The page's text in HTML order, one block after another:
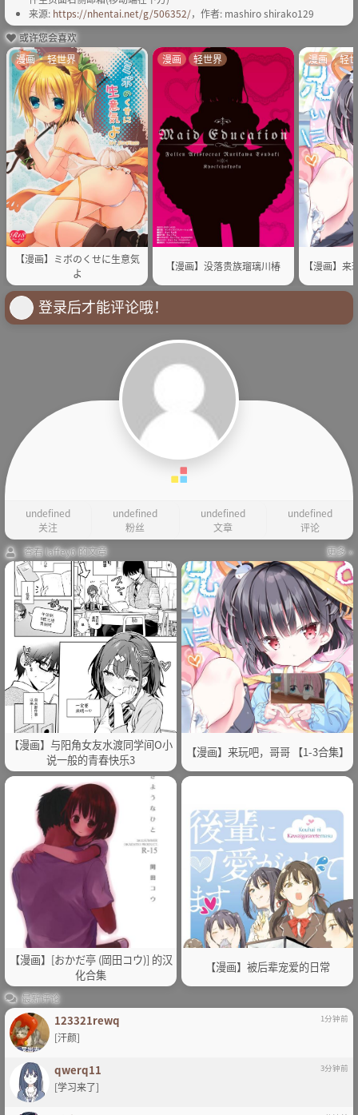
来源: https://nhentai.net/g/506352/，作者: mashiro shirako129
或许您会喜欢
【漫画】ミボのくせに生意気
よ
漫画 轻世界
【漫画】没落贵族瑠璃川椿
漫画 轻世界
【漫画】
漫画 轻
登录后才能评论哦！
undefined
关注
undefined
粉丝
undefined
文章
undefined
评论
查看 laffey6 的文章
更多 »
【漫画】与阳角女友水渡同学间O小
说一般的青春快乐3
【漫画】来玩吧，哥哥 【1-3合集】
【漫画】[おかだ亭 (岡田コウ)] 的汉
化合集
【漫画】被后辈宠爱的日常
最新评论
123321rewq 1分钟前
[汗颜]
qwerq11 3分钟前
[学习来了]